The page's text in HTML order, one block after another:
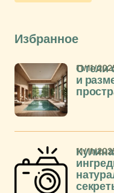
Избранное
Отели
и
11/11/
11/11/